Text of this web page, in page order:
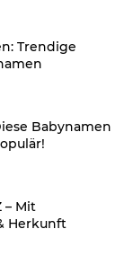
Trendige
Babynamen
– Mit
Herkunft